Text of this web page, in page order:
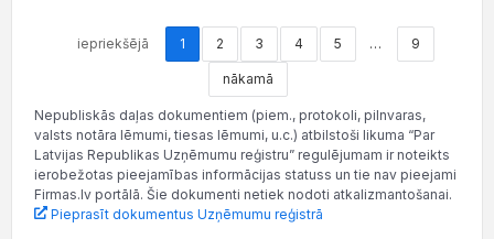
iepriekšējā 1 2 3 4 5 … 9
nākamā
Nepubliskās daļas dokumentiem (piem., protokoli, pilnvaras,
valsts notāra lēmumi, tiesas lēmumi, u.c.) atbilstoši likuma “Par
Latvijas Republikas Uzņēmumu reģistru” regulējumam ir noteikts
ierobežotas pieejamības informācijas statuss un tie nav pieejami
Firmas.lv portālā. Šie dokumenti netiek nodoti atkalizmantošanai.
Pieprasīt dokumentus Uzņēmumu reģistrā